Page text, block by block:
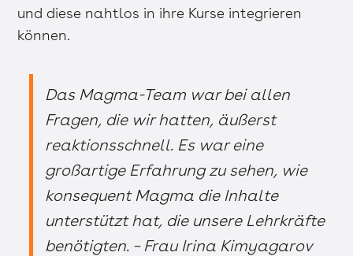
und diese nahtlos in ihre Kurse integrieren
können.
Das Magma-Team war bei allen
Fragen, die wir hatten, äußerst
reaktionsschnell. Es war eine
großartige Erfahrung zu sehen, wie
konsequent Magma die Inhalte
unterstützt hat, die unsere Lehrkräfte
benötigten. – Frau Irina Kimyagarov